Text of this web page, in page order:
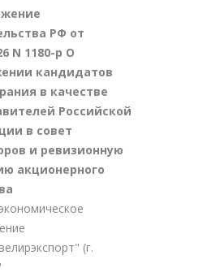
РФ от
N 1180-р О
кандидатов
в качестве
Российской
в совет
и ревизионную
акционерного
(г.